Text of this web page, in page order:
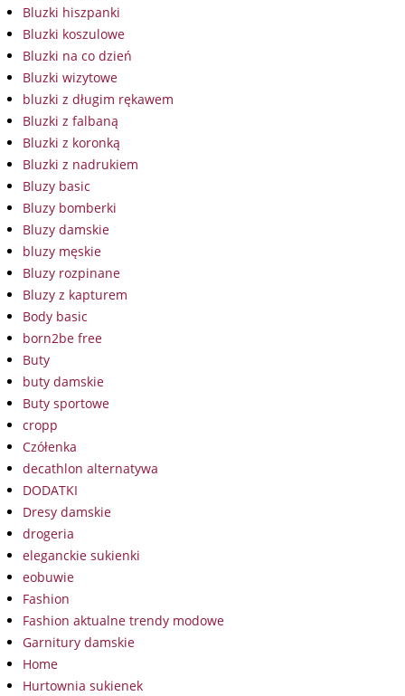
Bluzki hiszpanki
Bluzki koszulowe
Bluzki na co dzień
Bluzki wizytowe
bluzki z długim rękawem
Bluzki z falbaną
Bluzki z koronką
Bluzki z nadrukiem
Bluzy basic
Bluzy bomberki
Bluzy damskie
bluzy męskie
Bluzy rozpinane
Bluzy z kapturem
Body basic
born2be free
Buty
buty damskie
Buty sportowe
cropp
Czółenka
decathlon alternatywa
DODATKI
Dresy damskie
drogeria
eleganckie sukienki
eobuwie
Fashion
Fashion aktualne trendy modowe
Garnitury damskie
Home
Hurtownia sukienek